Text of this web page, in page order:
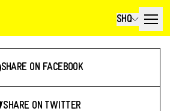
SHQ
SHARE ON FACEBOOK
SHARE ON TWITTER